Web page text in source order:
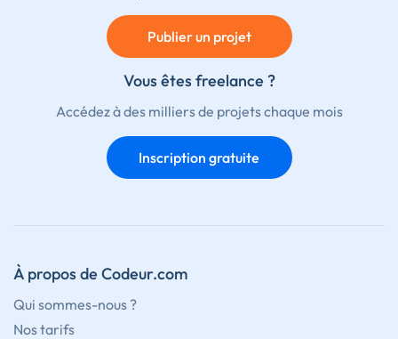
Publier un projet
Vous êtes freelance ?
Accédez à des milliers de projets chaque mois
Inscription gratuite
À propos de Codeur.com
Qui sommes-nous ?
Nos tarifs